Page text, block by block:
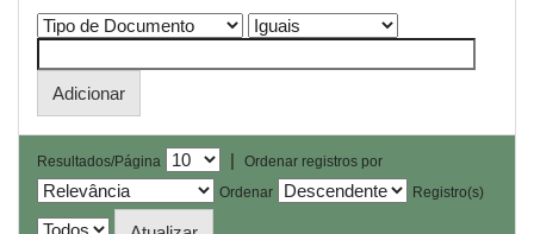
Resultados/Página |
Ordenar registros por
Ordenar
Registro(s)